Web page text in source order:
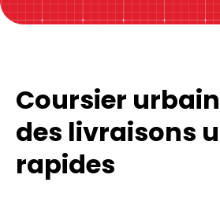
Coursier
des livraisons
rapides